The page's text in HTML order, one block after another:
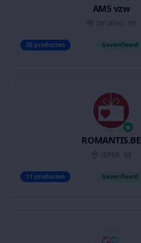
AMS vzw
DEURNE, BE
20 producten Geverifieerd
ROMANTIS.BE
IEPER, BE
11 producten Geverifieerd